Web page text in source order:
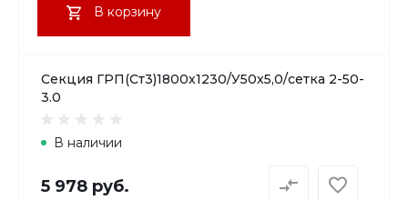
В корзину
Секция ГРП(Ст3)1800х1230/У50х5,0/сетка 2-50-
3.0
В наличии
5 978 руб.